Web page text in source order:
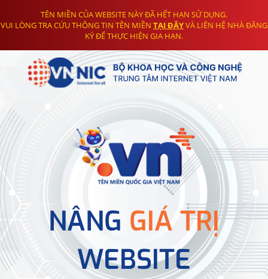
TÊN MIỀN CỦA WEBSITE NÀY ĐÃ HẾT HẠN SỬ DỤNG.
VUI LÒNG TRA CỨU THÔNG TIN TÊN MIỀN TẠI ĐÂYVÀ LIÊN HỆ NHÀ ĐĂNG
KÝ ĐỂ THỰC HIỆN GIA HẠN.
NÂNG GIÁ TRỊ
WEBSITE